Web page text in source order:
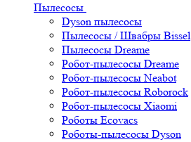
Пылесосы
Dyson пылесосы
Пылесосы / Швабры Bissel
Пылесосы Dreame
Робот-пылесосы Dreame
Робот-пылесосы Neabot
Робот-пылесосы Roborock
Робот-пылесосы Xiaomi
Роботы Ecovacs
Роботы-пылесосы Dyson